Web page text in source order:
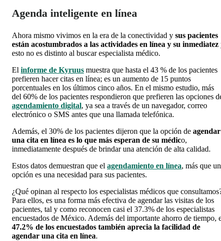
Agenda inteligente en línea
Ahora mismo vivimos en la era de la conectividad y sus pacientes
están acostumbrados a las actividades en línea y su inmediatez
esto no es distinto al buscar especialista médico.
El informe de Kyruus muestra que hasta el 43 % de los pacientes
prefieren hacer citas en línea; es un aumento de 15 puntos
porcentuales en los últimos cinco años. En el mismo estudio, más
del 60% de los pacientes respondieron que prefieren las opciones
agendamiento digital, ya sea a través de un navegador, correo
electrónico o SMS antes que una llamada telefónica.
Además, el 30% de los pacientes dijeron que la opción de agendar
una cita en línea es lo que más esperan de su médico,
inmediatamente después de brindar una atención de alta calidad.
Estos datos demuestran que el agendamiento en línea, más que
opción es una necesidad para sus pacientes.
¿Qué opinan al respecto los especialistas médicos que
Para ellos, es una forma más efectiva de agendar las visitas de los
pacientes, tal y como reconocen casi el 37.3% de los especialistas
encuestados de México. Además del importante ahorro de tiempo,
47.2% de los encuestados también aprecia la facilidad de
agendar una cita en línea.